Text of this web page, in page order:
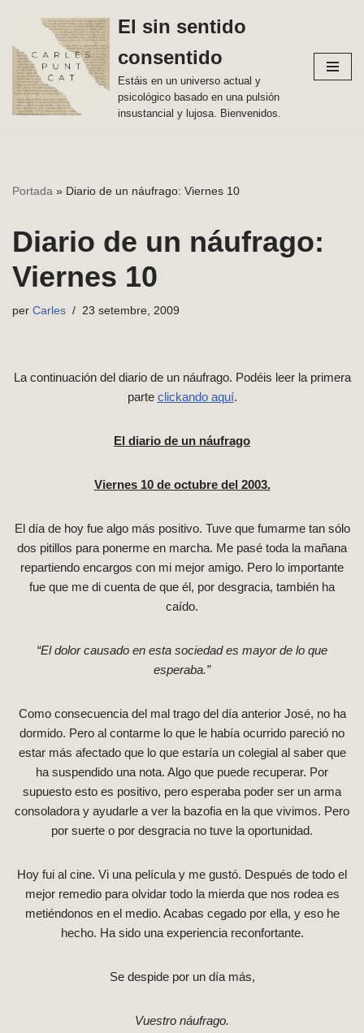
Vés
al
contingut
El sin sentido
consentido
Estáis en un universo actual y
psicológico basado en una pulsión
insustancial y lujosa. Bienvenidos.
Portada » Diario de un náufrago: Viernes 10
Diario de un náufrago:
Viernes 10
per Carles 23 setembre, 2009
La continuación del diario de un náufrago. Podéis leer la primera
parte clickando aquí.
El diario de un náufrago
Viernes 10 de octubre del 2003.
El día de hoy fue algo más positivo. Tuve que fumarme tan sólo
dos pitillos para ponerme en marcha. Me pasé toda la mañana
repartiendo encargos con mi mejor amigo. Pero lo importante
fue que me di cuenta de que él, por desgracia, también ha
caído.
“El dolor causado en esta sociedad es mayor de lo que
esperaba.”
Como consecuencia del mal trago del día anterior José, no ha
dormido. Pero al contarme lo que le había ocurrido pareció no
estar más afectado que lo que estaría un colegial al saber que
ha suspendido una nota. Algo que puede recuperar. Por
supuesto esto es positivo, pero esperaba poder ser un arma
consoladora y ayudarle a ver la bazofia en la que vivimos. Pero
por suerte o por desgracia no tuve la oportunidad.
Hoy fui al cine. Vi una película y me gustó. Después de todo el
mejor remedio para olvidar todo la mierda que nos rodea es
metiéndonos en el medio. Acabas cegado por ella, y eso he
hecho. Ha sido una experiencia reconfortante.
Se despide por un día más,
Vuestro náufrago.